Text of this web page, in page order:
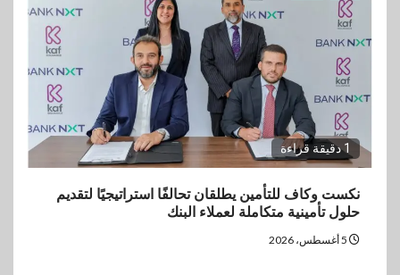
1 دقيقة قراءة
نكست وكاف للتأمين يطلقان تحالفًا استراتيجيًا لتقديم
حلول تأمينية متكاملة لعملاء البنك